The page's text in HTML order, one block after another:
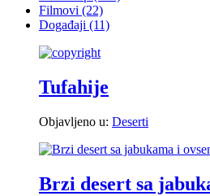
Filmovi (22)
Događaji (11)
Tufahije
Objavljeno u: Deserti
Brzi desert sa